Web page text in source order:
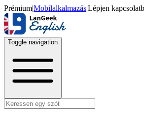
Prémium|Mobilalkalmazás|Lépjen
Toggle navigation